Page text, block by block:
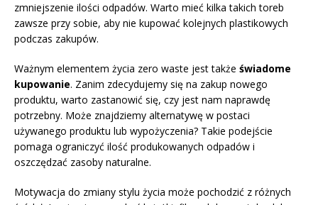
zmniejszenie ilości odpadów. Warto mieć kilka takich toreb
zawsze przy sobie, aby nie kupować kolejnych plastikowych
podczas zakupów.
Ważnym elementem życia zero waste jest także świadome
kupowanie. Zanim zdecydujemy się na zakup nowego
produktu, warto zastanowić się, czy jest nam naprawdę
potrzebny. Może znajdziemy alternatywę w postaci
używanego produktu lub wypożyczenia? Takie podejście
pomaga ograniczyć ilość produkowanych odpadów i
oszczędzać zasoby naturalne.
Motywacja do zmiany stylu życia może pochodzić z różnych